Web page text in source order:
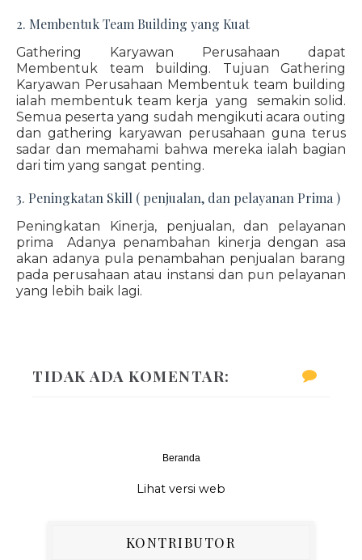
2. Membentuk Team Building yang Kuat
Gathering Karyawan Perusahaan dapat
Membentuk team building. Tujuan Gathering
Karyawan Perusahaan Membentuk team building
ialah membentuk team kerja yang semakin solid.
Semua peserta yang sudah mengikuti acara outing
dan gathering karyawan perusahaan guna terus
sadar dan memahami bahwa mereka ialah bagian
dari tim yang sangat penting.
3. Peningkatan Skill ( penjualan, dan pelayanan Prima )
Peningkatan Kinerja, penjualan, dan pelayanan
prima Adanya penambahan kinerja dengan asa
akan adanya pula penambahan penjualan barang
pada perusahaan atau instansi dan pun pelayanan
yang lebih baik lagi.
TIDAK ADA KOMENTAR:
Beranda
Lihat versi web
KONTRIBUTOR